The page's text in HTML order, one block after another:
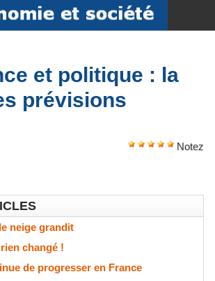
et politique : la
prévisions
Notez
neige grandit
rien changé !
de progresser en France